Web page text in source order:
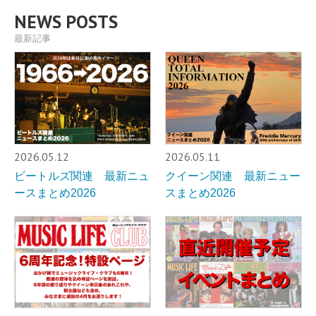
NEWS POSTS
最新記事
2026.05.12
ビートルズ関連 最新ニュ
ースまとめ2026
2026.05.11
クイーン関連 最新ニュー
スまとめ2026